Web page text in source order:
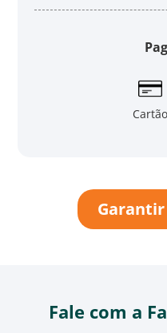
Cartão
Fale com a